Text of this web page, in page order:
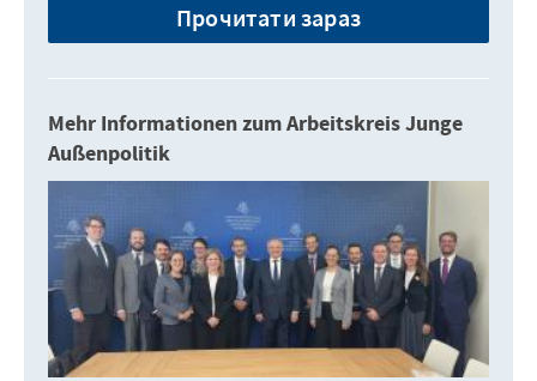
Прочитати зараз
Mehr Informationen zum Arbeitskreis Junge
Außenpolitik